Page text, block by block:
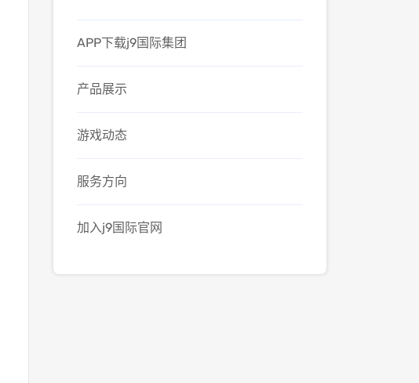
APP下载j9国际集团
产品展示
游戏动态
服务方向
加入j9国际官网